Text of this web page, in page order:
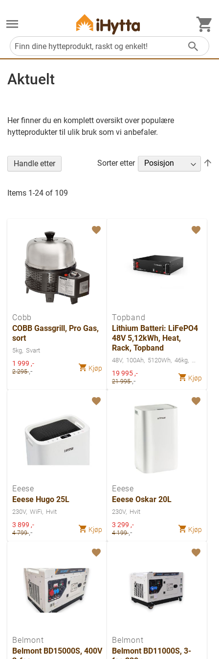
Søk
Aktuelt
Her finner du en komplett oversikt over populære
hytteprodukter til ulik bruk som vi anbefaler.
Items 1-24 of 109
Sorter etter
Cobb
COBB Gassgrill, Pro Gas,
sort
5kg Svart
Spesialpris
1 999 ,-
2 295,- Kjøp
Topband
Lithium Batteri: LiFePO4
48V 5,12kWh, Heat,
Rack, Topband
48V 100Ah 5120Wh 46kg
Spesialpris
19 995 ,-
21 995,- Kjøp
Eeese
Eeese Hugo 25L
230V WiFi Hvit
Spesialpris
3 899 ,-
4 799,- Kjøp
Eeese
Eeese Oskar 20L
230V Hvit
Spesialpris
3 299 ,-
4 199,- Kjøp
Belmont
Belmont BD15000S, 400V
Belmont
Belmont BD11000S, 3-
Handle etter